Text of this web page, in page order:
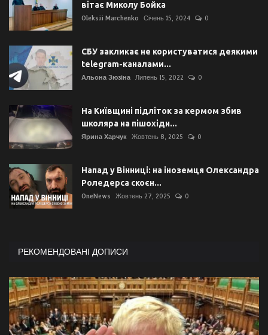
вітає Миколу Бойка
Oleksii Marchenko Січень 15, 2024 0
СБУ закликає не користуватися деякими
telegram-каналами...
Альона Зюзіна Липень 15, 2022 0
На Київщині підліток за кермом збив
школяра на пішохідн...
Ярина Харчук Жовтень 8, 2025 0
Напад у Вінниці: на іноземця Олександра
Роледерса скоєн...
OneNews Жовтень 27, 2025 0
РЕКОМЕНДОВАНІ ДОПИСИ